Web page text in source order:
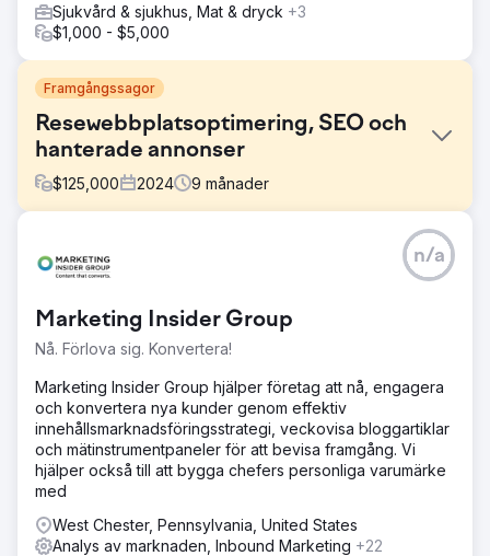
Sjukvård & sjukhus, Mat & dryck +3
$1,000 - $5,000
Framgångssagor
Resewebbplatsoptimering, SEO och
hanterade annonser
$125,000 2024 9 månader
Perfect Afternoon gjorde om en resewebbplats för att
möta SEO-tekniska krav, vilket förbättrade prestanda och
en strategisk betald annonskampanj och nådde
betydande framgångar genom att öka intjänad, organisk
trafik och omvandlingar.
Lösning
Vi genomförde en omfattande platsrevision, identifierade
tekniska problem och genomförde korrigeringar. Vi
jämförde webbplatsens hastighet, prestanda och mobila
UX, vilket ledde till riktade förbättringar. Dessa
ansträngningar resulterade i en genomsnittlig ökning av
antalet omvandlingar med 29 %, vilket visar hur effektiva
våra optimeringar är.
Marketing Insider Group
Nå. Förlova sig. Konvertera!
n/a
Marketing Insider Group hjälper företag att nå, engagera
och konvertera nya kunder genom effektiv
innehållsmarknadsföringsstrategi, veckovisa bloggartiklar
och mätinstrumentpaneler för att bevisa framgång. Vi
hjälper också till att bygga chefers personliga varumärke
med
West Chester, Pennsylvania, United States
Analys av marknaden, Inbound Marketing +22